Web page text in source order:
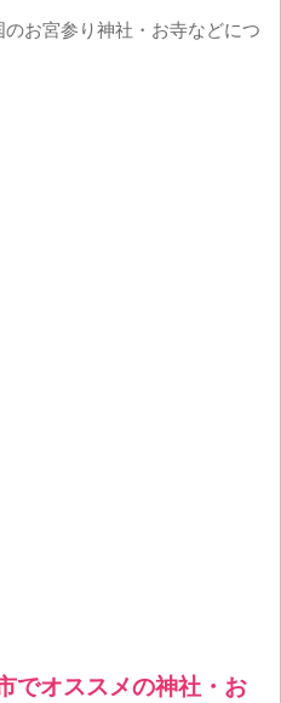
お宮参り神社・お寺などにつ
でオススメの神社・お